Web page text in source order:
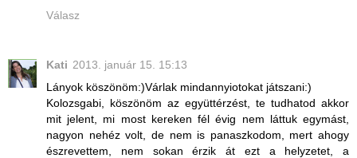
Válasz
Kati 2013. január 15. 15:13
Lányok köszönöm:)Várlak mindannyiotokat játszani:)
Kolozsgabi, köszönöm az együttérzést, te tudhatod akkor
mit jelent, mi most kereken fél évig nem láttuk egymást,
nagyon nehéz volt, de nem is panaszkodom, mert ahogy
észrevettem, nem sokan érzik át ezt a helyzetet, a